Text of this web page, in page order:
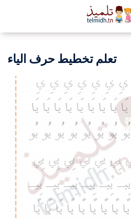
تعلم تخطيط حرف الياء